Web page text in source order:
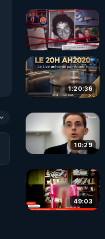
1:20:36
10:29
49:03